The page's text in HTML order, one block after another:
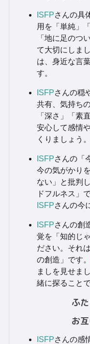
ISFPさんの具
用を「単純」
「地に足のつ
て大切にしま
は、身近な言
す。
ISFPさんの穏
共有、気持ち
「深さ」「素
安心して感情
くりましょう。
ISFPさんの「
今の気がかり
ない」と批判
ドフルネス」
ISFPさんの今
ISFPさんの創
覚を「知的じ
ださい。それ
の創造」です。
ましを見せま
緒に探ること
ふ
お
ISFPさんの感